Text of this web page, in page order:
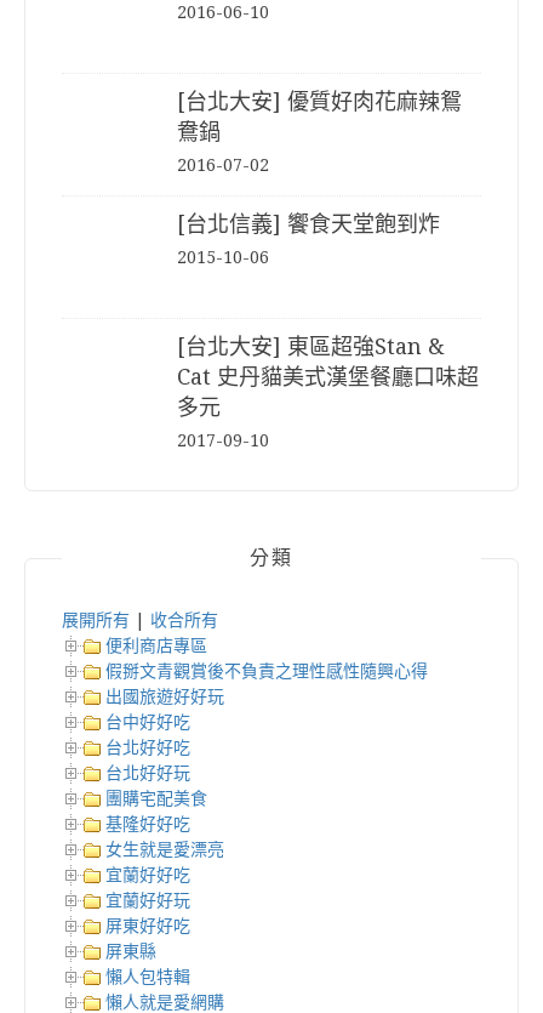
2016-06-10
[台北大安] 優質好肉花麻辣鴛
鴦鍋
2016-07-02
[台北信義] 饗食天堂飽到炸
2015-10-06
[台北大安] 東區超強Stan &
Cat 史丹貓美式漢堡餐廳口味超
多元
2017-09-10
分類
展開所有
收合所有
便利商店專區
假掰文青觀賞後不負責之理性感性隨興心得
出國旅遊好好玩
台中好好吃
台北好好吃
台北好好玩
團購宅配美食
基隆好好吃
女生就是愛漂亮
宜蘭好好吃
宜蘭好好玩
屏東好好吃
屏東縣
懶人包特輯
懶人就是愛網購